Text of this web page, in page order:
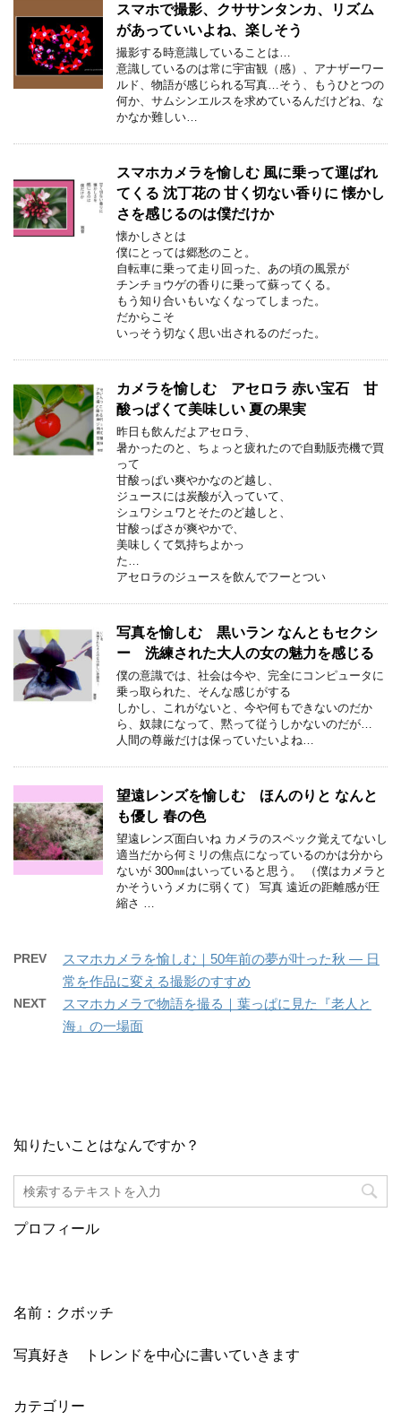
スマホで撮影、クササンタンカ、リズム
があっていいよね、楽しそう
撮影する時意識していることは…
意識しているのは常に宇宙観（感）、アナザーワー
ルド、物語が感じられる写真…そう、もうひとつの
何か、サムシンエルスを求めているんだけどね、な
かなか難しい…
スマホカメラを愉しむ 風に乗って運ばれ
てくる 沈丁花の 甘く切ない香りに 懐かし
さを感じるのは僕だけか
懐かしさとは
僕にとっては郷愁のこと。
自転車に乗って走り回った、あの頃の風景が
チンチョウゲの香りに乗って蘇ってくる。
もう知り合いもいなくなってしまった。
だからこそ
いっそう切なく思い出されるのだった。
カメラを愉しむ アセロラ 赤い宝石 甘
酸っぱくて美味しい 夏の果実
昨日も飲んだよアセロラ、
暑かったのと、ちょっと疲れたので自動販売機で買
って
甘酸っぱい爽やかなのど越し、
ジュースには炭酸が入っていて、
シュワシュワとそたのど越しと、
甘酸っぱさが爽やかで、
美味しくて気持ちよかっ
た…
アセロラのジュースを飲んでフーとつい
写真を愉しむ 黒いラン なんともセクシ
ー 洗練された大人の女の魅力を感じる
僕の意識では、社会は今や、完全にコンピュータに
乗っ取られた、そんな感じがする
しかし、これがないと、今や何もできないのだか
ら、奴隷になって、黙って従うしかないのだが…
人間の尊厳だけは保っていたいよね…
望遠レンズを愉しむ ほんのりと なんと
も優し 春の色
望遠レンズ面白いね カメラのスペック覚えてないし
適当だから何ミリの焦点になっているのかは分から
ないが 300㎜はいっていると思う。 （僕はカメラと
かそういうメカに弱くて） 写真 遠近の距離感が圧
縮さ …
PREV
スマホカメラを愉しむ｜50年前の夢が叶った秋 ― 日
常を作品に変える撮影のすすめ
NEXT
スマホカメラで物語を撮る｜葉っぱに見た『老人と
海』の一場面
知りたいことはなんですか？
プロフィール
名前：クボッチ
写真好き トレンドを中心に書いていきます
カテゴリー